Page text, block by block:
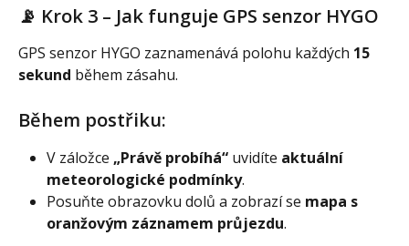
📡 Krok 3 – Jak funguje GPS senzor HYGO
GPS senzor HYGO zaznamenává polohu každých 15
sekund během zásahu.
Během postřiku:
V záložce „Právě probíhá“ uvidíte aktuální
meteorologické podmínky.
Posuňte obrazovku dolů a zobrazí se mapa s
oranžovým záznamem průjezdu.